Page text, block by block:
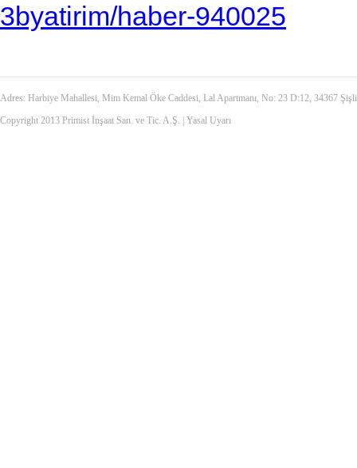
3byatirim/haber-940025
Adres: Harbiye Mahallesi, Mim Kemal Öke Caddesi, Lal Apartmanı, No: 23 D:12, 34367
Copyright 2013 Primist İnşaat San. ve Tic. A.Ş. | Yasal Uyarı